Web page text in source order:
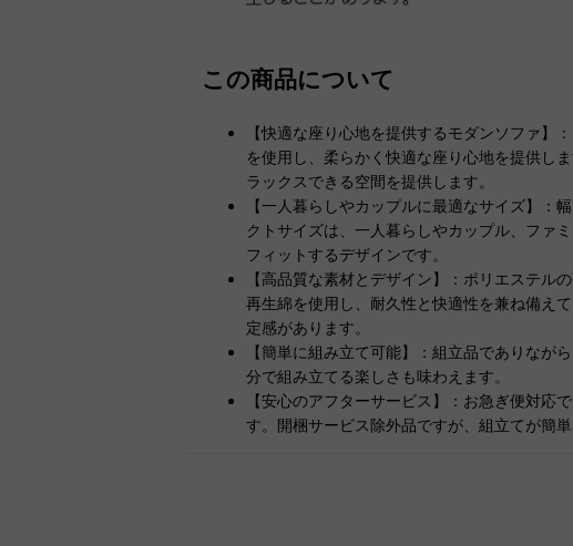
この商品について
【快適な座り心地を提供するモダンソファ】
を使用し、柔らかく快適な座り心地を提供し
ラックスできる空間を提供します。
【一人暮らしやカップルに最適なサイズ】
クトサイズは、一人暮らしやカップル、ファ
フィットするデザインです。
【高品質な素材とデザイン】：ポリエステル
再生綿を使用し、耐久性と快適性を兼ね備え
定感があります。
【簡単に組み立て可能】：組立品でありなが
分で組み立てる楽しさも味わえます。
【安心のアフターサービス】：お急ぎ便対応
す。開梱サービス除外品ですが、組立てが簡